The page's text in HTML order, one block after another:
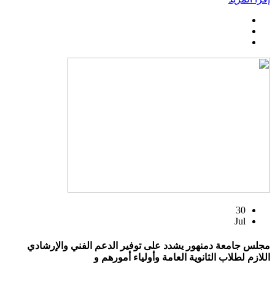
30
Jul
مجلس جامعة دمنهور يشدد على توفير الدعم الفني والإرشادي
اللازم لطلاب الثانوية العامة وأولياء أمورهم و